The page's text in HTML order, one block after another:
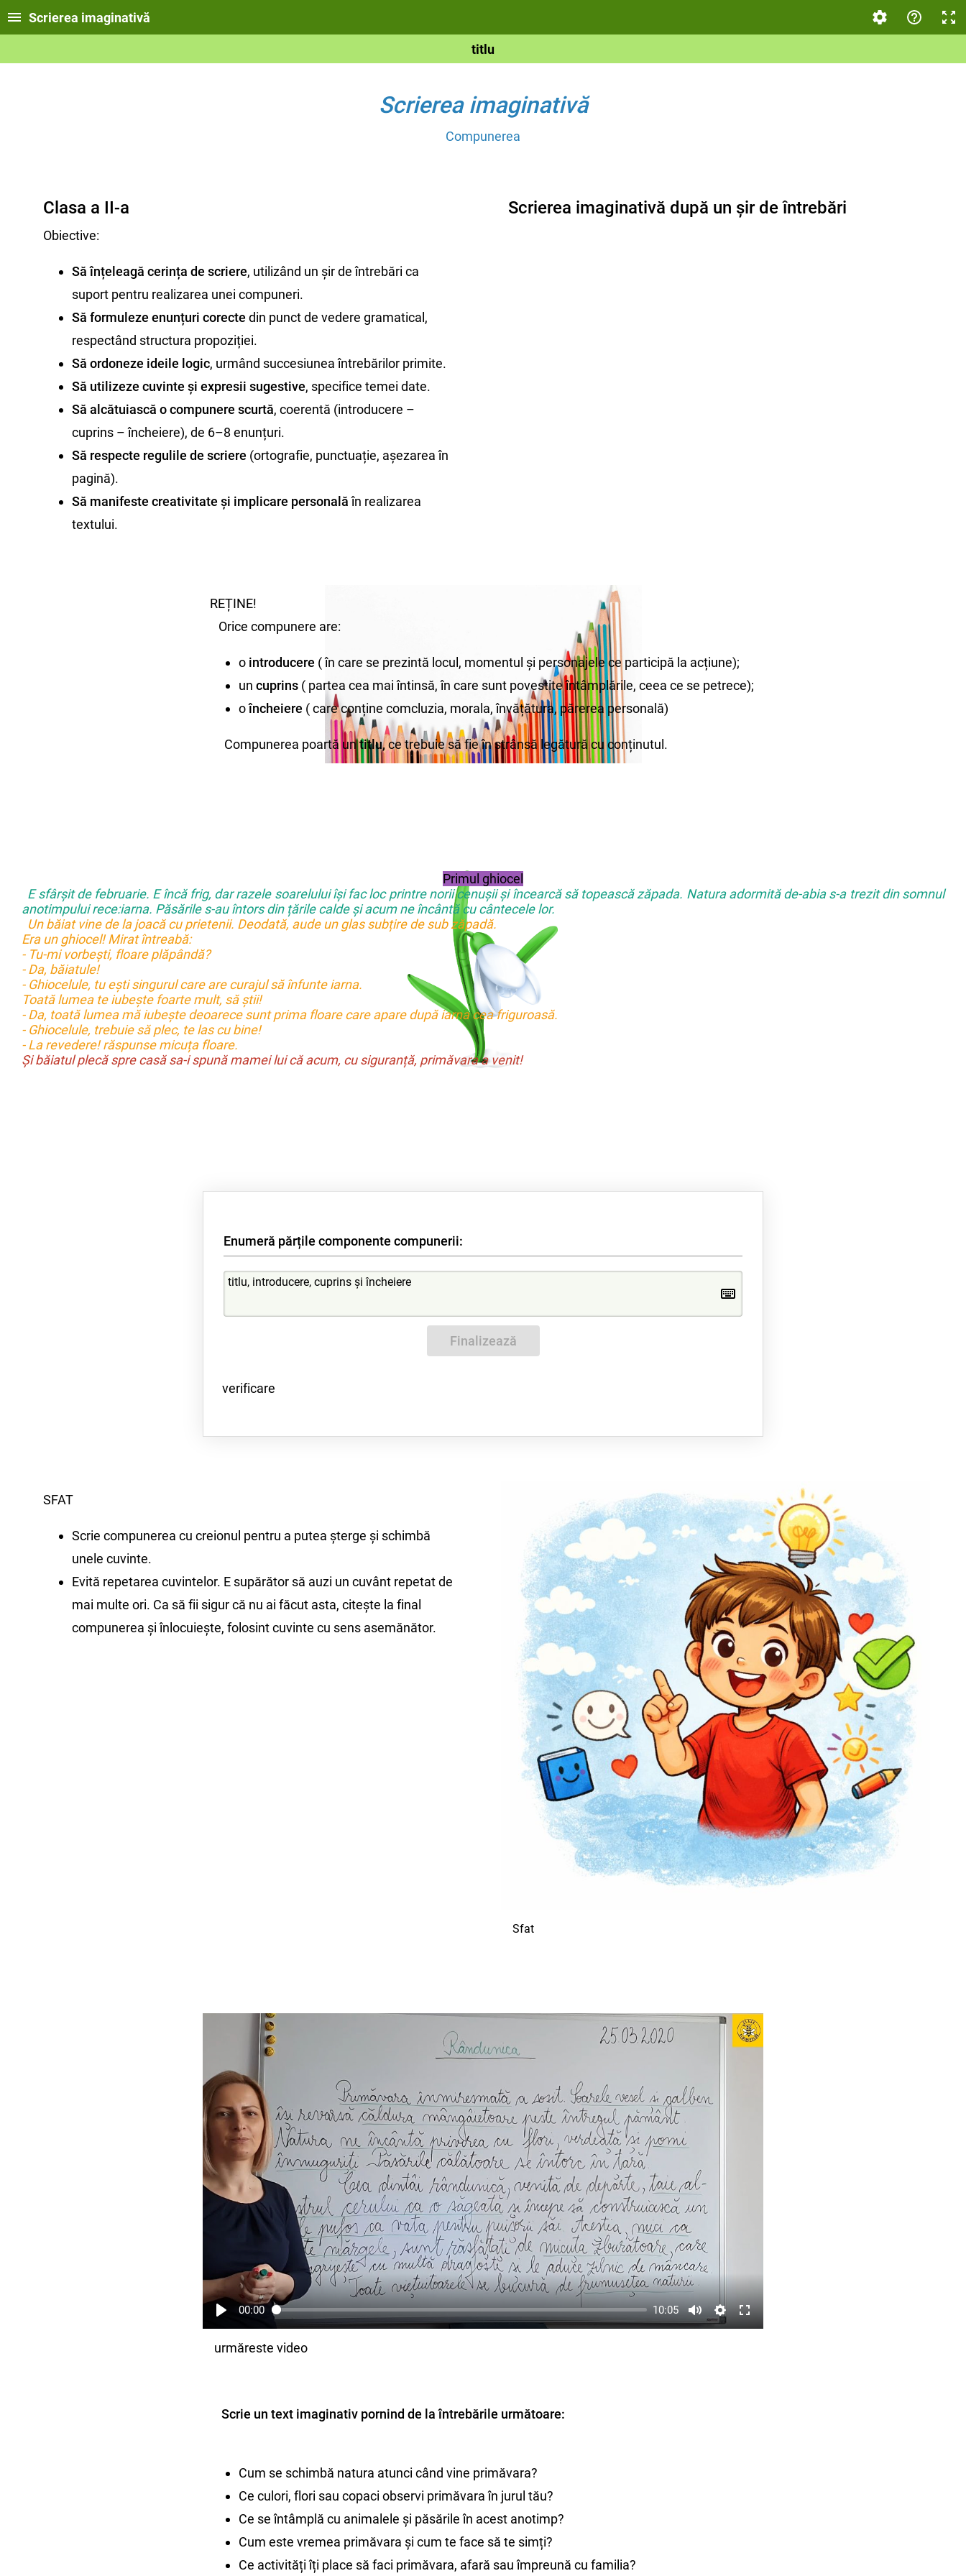
Scrierea imaginativă
titlu
Scrierea imaginativă
Compunerea
Clasa a II-a
Obiective:
Să înțeleagă cerința de scriere, utilizând un șir de întrebări ca
suport pentru realizarea unei compuneri.
Să formuleze enunțuri corecte din punct de vedere gramatical,
respectând structura propoziției.
Să ordoneze ideile logic, urmând succesiunea întrebărilor primite.
Să utilizeze cuvinte și expresii sugestive, specifice temei date.
Să alcătuiască o compunere scurtă, coerentă (introducere –
cuprins – încheiere), de 6–8 enunțuri.
Să respecte regulile de scriere (ortografie, punctuație, așezarea în
pagină).
Să manifeste creativitate și implicare personalăîn realizarea
textului.
Scrierea imaginativă după un șir de întrebări
REȚINE!
Orice compunere are:
o introducere ( în care se prezintă locul, momentul și personajele ce participă la acțiune);
un cuprins ( partea cea mai întinsă, în care sunt povestite întâmplările, ceea ce se petrece);
oîncheiere ( care conține comcluzia, morala, învățătura, părerea personală)
Compunerea poartă untitlu, ce trebuie să fie în strânsă legătură cu conținutul.
Primul ghiocel
E sfârșit de februarie. E încă frig, dar razele soarelului își fac loc printre norii cenușii și încearcă să topească zăpada. Natura adormită de-abia s-a trezit din somnul
anotimpului rece:iarna. Păsările s-au întors din țările calde și acum ne încântă cu cântecele lor.
Un băiat vine de la joacă cu prietenii. Deodată, aude un glas subțire de sub zăpadă.
Era un ghiocel! Mirat întreabă:
- Tu-mi vorbești, floare plăpândă?
- Da, băiatule!
- Ghiocelule, tu ești singurul care are curajul să înfunte iarna.
Toată lumea te iubește foarte mult, să știi!
- Da, toată lumea mă iubește deoarece sunt prima floare care apare după iarna cea friguroasă.
- Ghiocelule, trebuie să plec, te las cu bine!
- La revedere! răspunse micuța floare.
Și băiatul plecă spre casă sa-i spună mamei lui că acum, cu siguranță, primăvara a venit!
Enumeră părțile componente compunerii:
Finalizează
verificare
SFAT
Scrie compunerea cu creionul pentru a putea șterge și schimbă
unele cuvinte.
Evită repetarea cuvintelor. E supărător să auzi un cuvânt repetat de
mai multe ori. Ca să fii sigur că nu ai făcut asta, citește la final
compunerea și înlocuiește, folosint cuvinte cu sens asemănător.
Sfat
00:00 10:05
urmăreste video
Scrie un text imaginativ pornind de la întrebările următoare:
Cum se schimbă natura atunci când vine primăvara?
Ce culori, flori sau copaci observi primăvara în jurul tău?
Ce se întâmplă cu animalele și păsările în acest anotimp?
Cum este vremea primăvara și cum te face să te simți?
Ce activități îți place să faci primăvara, afară sau împreună cu familia?